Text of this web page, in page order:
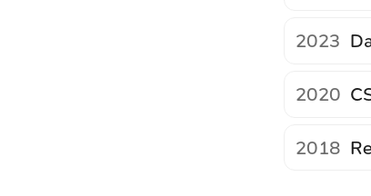
2023
2020
2018